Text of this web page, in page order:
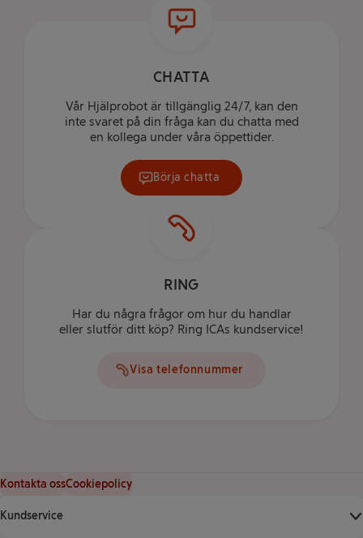
CHATTA
Vår Hjälprobot är tillgänglig 24/7, kan den
inte svaret på din fråga kan du chatta med
en kollega under våra öppettider.
Börja chatta
RING
Har du några frågor om hur du handlar
eller slutför ditt köp? Ring ICAs kundservice!
Visa telefonnummer
Kontakta ossCookiepolicy
Kundservice